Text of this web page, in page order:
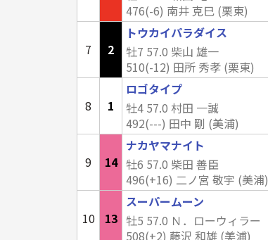
476(-6) 南井 克巳 (栗東)
7 2
トウカイパラダイス
牡7 57.0 柴山 雄一
510(-12) 田所 秀孝 (栗東)
8 1
ロゴタイプ
牡4 57.0 村田 一誠
492(---) 田中 剛 (美浦)
9 14
ナカヤマナイト
牡6 57.0 柴田 善臣
496(+16) 二ノ宮 敬宇 (美浦)
10 13
スーパームーン
牡5 57.0 Ｎ．ローウィラー
508(+2) 藤沢 和雄 (美浦)